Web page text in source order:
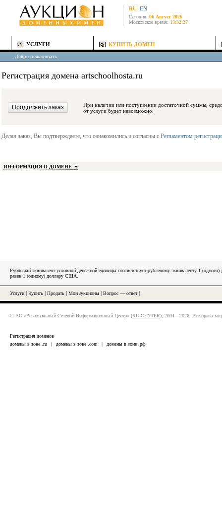
RU EN
Сегодня: 06 Август 2026
Московское время: 13:32:27
УСЛУГИ КУПИТЬ ДОМЕН
Добро пожаловать
Регистрация домена artschoolhosta.ru
При наличии или поступлении достаточной суммы, средства будут
от услуги будет невозможно.
Делая заказ, Вы подтверждаете, что ознакомились и согласны с Регламентом
ИНФОРМАЦИЯ О ДОМЕНЕ
Рублевый эквивалент условной денежной единицы соответствует рублевому эквиваленту 1
равен 1 (одному) доллару США.
Услуги Купить Продать Мои аукционы Вопрос — ответ|
© АО «Региональный Сетевой Информационный Центр» (RU-CENTER), 2004—2026. Все права
Регистрация доменов
домены в зоне .ru
| домены в зоне .com | домены в зоне .рф